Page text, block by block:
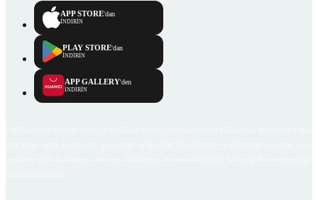
APP STORE'dan
İNDİRİN
PLAY STORE'dan
İNDİRİN
APP GALLERY'den
İNDİRİN